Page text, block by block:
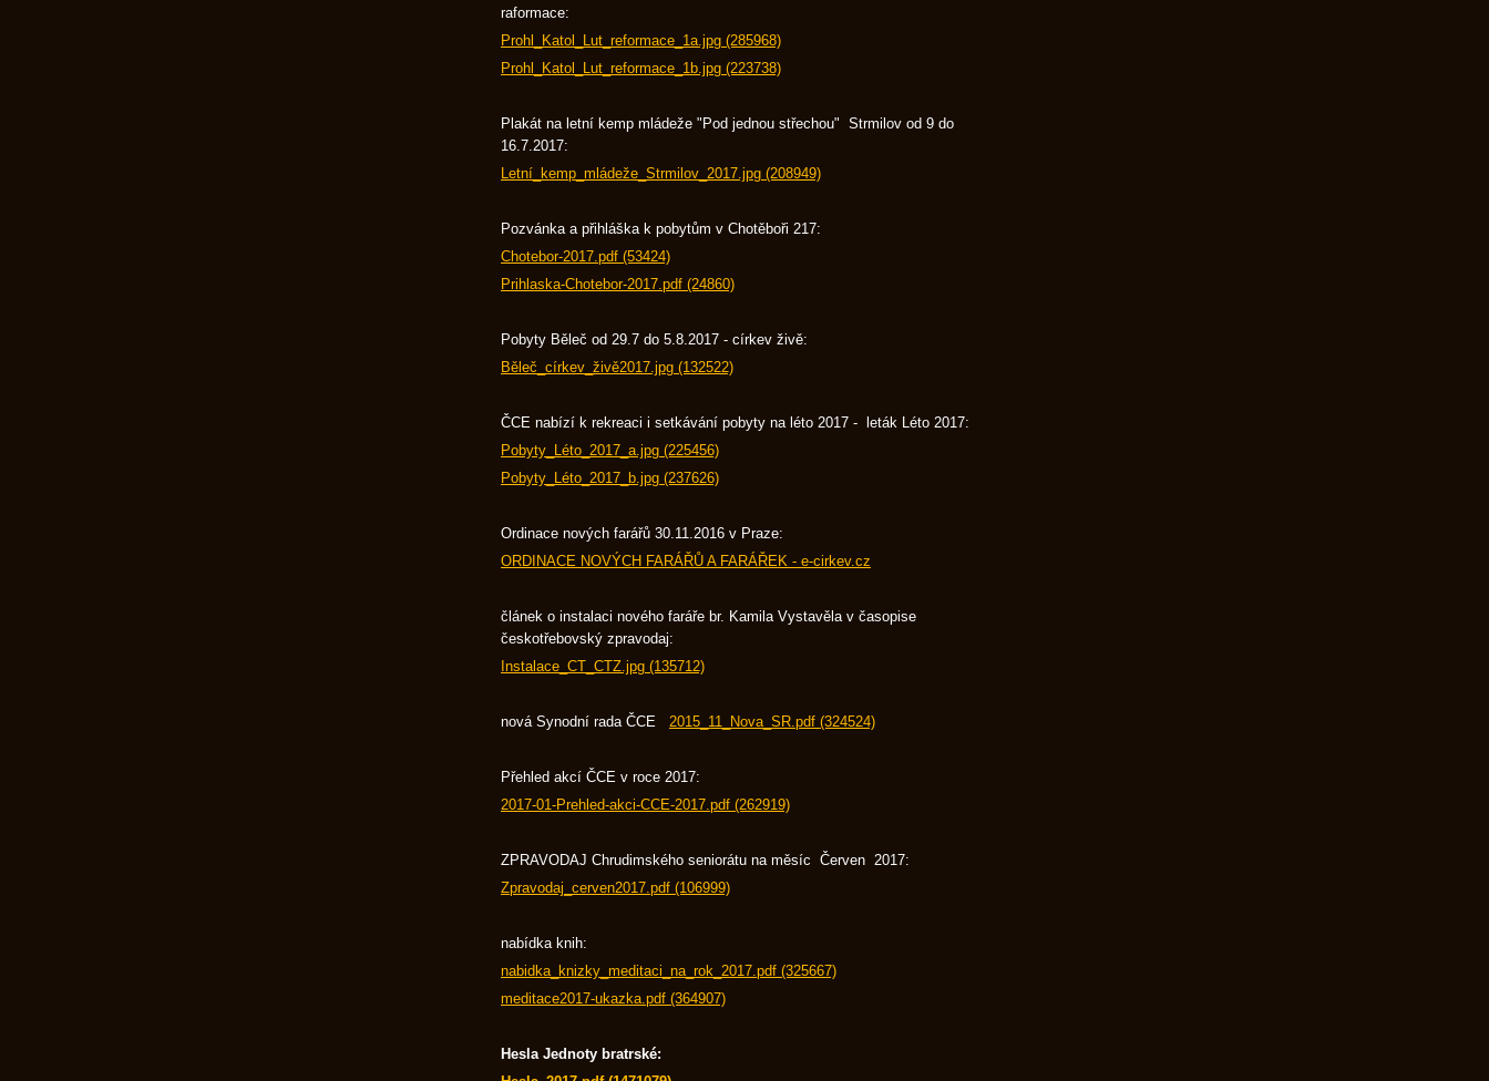
raformace:
Prohl_Katol_Lut_reformace_1a.jpg (285968)
Prohl_Katol_Lut_reformace_1b.jpg (223738)
Plakát na letní kemp mládeže "Pod jednou střechou" Strmilov od 9 do
16.7.2017:
Letní_kemp_mládeže_Strmilov_2017.jpg (208949)
Pozvánka a přihláška k pobytům v Chotěboři 217:
Chotebor-2017.pdf (53424)
Prihlaska-Chotebor-2017.pdf (24860)
Pobyty Běleč od 29.7 do 5.8.2017 - církev živě:
Běleč_církev_živě2017.jpg (132522)
ČCE nabízí k rekreaci i setkávání pobyty na léto 2017 - leták Léto 2017:
Pobyty_Léto_2017_a.jpg (225456)
Pobyty_Léto_2017_b.jpg (237626)
Ordinace nových farářů 30.11.2016 v Praze:
ORDINACE NOVÝCH FARÁŘŮ A FARÁŘEK - e-cirkev.cz
článek o instalaci nového faráře br. Kamila Vystavěla v časopise
českotřebovský zpravodaj:
Instalace_CT_CTZ.jpg (135712)
nová Synodní rada ČCE 2015_11_Nova_SR.pdf (324524)
Přehled akcí ČCE v roce 2017:
2017-01-Prehled-akci-CCE-2017.pdf (262919)
ZPRAVODAJ Chrudimského seniorátu na měsíc Červen 2017:
Zpravodaj_cerven2017.pdf (106999)
nabídka knih:
nabidka_knizky_meditaci_na_rok_2017.pdf (325667)
meditace2017-ukazka.pdf (364907)
Hesla Jednoty bratrské: